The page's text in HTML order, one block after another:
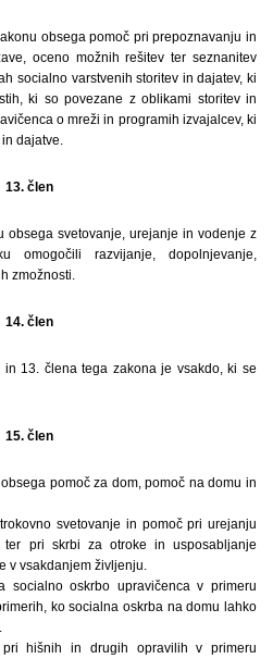
obsega pomoč pri prepoznavanju in
oceno možnih rešitev ter seznanitev
socialno varstvenih storitev in dajatev, ki
ki so povezane z oblikami storitev in
o mreži in programih izvajalcev, ki
dajatve.
13. člen
obsega svetovanje, urejanje in vodenje z
omogočili razvijanje, dopolnjevanje,
zmožnosti.
14. člen
13. člena tega zakona je vsakdo, ki se
15. člen
pomoč za dom, pomoč na domu in
svetovanje in pomoč pri urejanju
ter pri skrbi za otroke in usposabljanje
v vsakdanjem življenju.
socialno oskrbo upravičenca v primeru
ko socialna oskrba na domu lahko
hišnih in drugih opravilih v primeru